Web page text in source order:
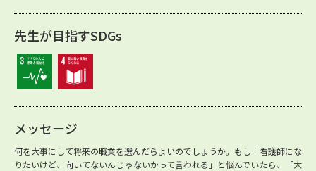
先生が目指すSDGs
メッセージ
何を大事にして将来の職業を選んだらよいのでしょうか。もし「看護師にな
りたいけど、向いてないんじゃないかって言われる」と悩んでいたら、「大